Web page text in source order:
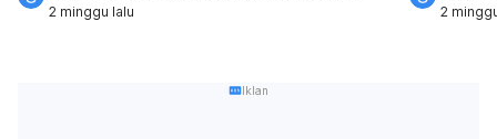
2 minggu lalu
2
Iklan